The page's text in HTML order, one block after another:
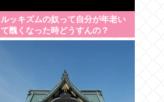
ルッキズムの奴って自分が年老い
て醜くなった時どうすんの？